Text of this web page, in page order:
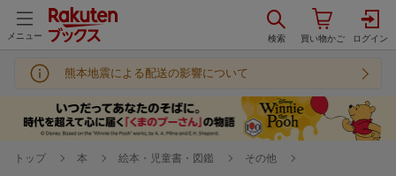
メニュー
熊本地震による配送の影響について
トップ 本 絵本・児童書・図鑑 その他